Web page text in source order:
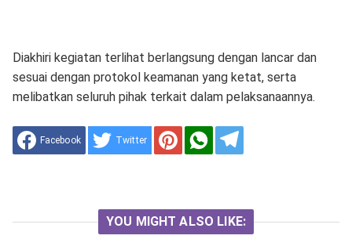
Diakhiri kegiatan terlihat berlangsung dengan lancar dan
sesuai dengan protokol keamanan yang ketat, serta
melibatkan seluruh pihak terkait dalam pelaksanaannya.
Facebook Twitter
YOU MIGHT ALSO LIKE: